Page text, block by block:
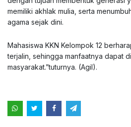
memiliki akhlak mulia, serta
agama sejak dini.
Mahasiswa KKN Kelompok 12
terjalin, sehingga manfaatnya dapat
masyarakat.”tuturnya. (Agil).